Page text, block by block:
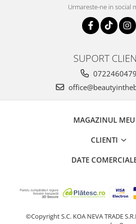
Urmareste-ne in social
SUPORT
0722460479
MAGAZINUL MEU
CLIENTI
DATE
©Copyright S.C. KOA NEVA TRADE